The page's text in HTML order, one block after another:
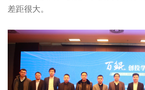
差距很大。